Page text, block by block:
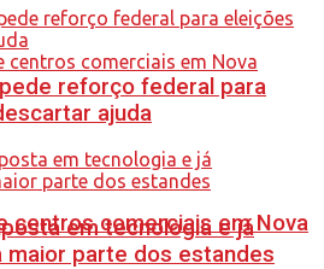
centros comerciais em Nova
reforço federal para
ajuda
em tecnologia e já
maior parte dos estandes